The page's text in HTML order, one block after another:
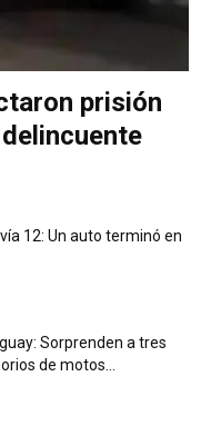
prisión
12: Un auto terminó en
Sorprenden a tres
de motos...